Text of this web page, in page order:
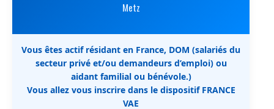
Metz
Vous êtes actif résidant en France, DOM (salariés du
secteur privé et/ou demandeurs d’emploi) ou
aidant familial ou bénévole.)
Vous allez vous inscrire dans le dispositif FRANCE
VAE